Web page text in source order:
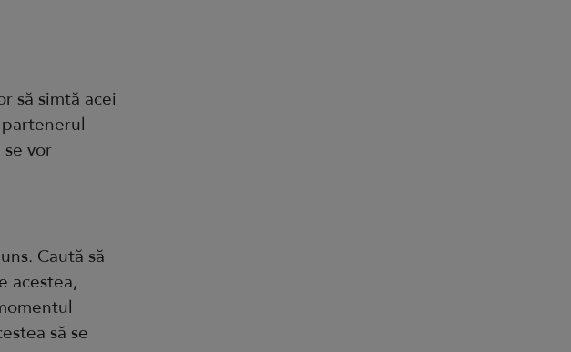
să simtă acei
vor
Caută să
acestea,
să se